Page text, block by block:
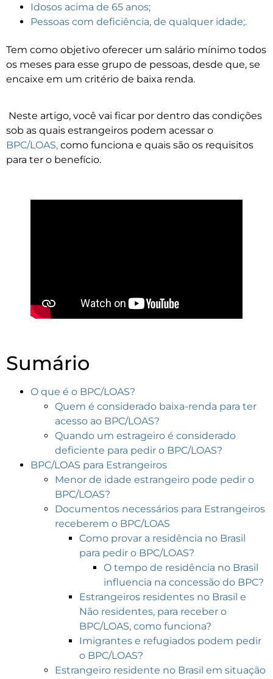
Idosos acima de 65 anos;
Pessoas com deficiência, de qualquer idade;.
Tem como objetivo oferecer um salário mínimo todos
os meses para esse grupo de pessoas, desde que, se
encaixe em um critério de baixa renda.
Neste artigo, você vai ficar por dentro das condições
sob as quais estrangeiros podem acessar o
BPC/LOAS, como funciona e quais são os requisitos
para ter o benefício.
Sumário
O que é o BPC/LOAS?
Quem é considerado baixa-renda para ter
acesso ao BPC/LOAS?
Quando um estrageiro é considerado
deficiente para pedir o BPC/LOAS?
BPC/LOAS para Estrangeiros
Menor de idade estrangeiro pode pedir o
BPC/LOAS?
Documentos necessários para Estrangeiros
receberem o BPC/LOAS
Como provar a residência no Brasil
para pedir o BPC/LOAS?
O tempo de residência no Brasil
influencia na concessão do BPC?
Estrangeiros residentes no Brasil e
Não residentes, para receber o
BPC/LOAS, como funciona?
Imigrantes e refugiados podem pedir
o BPC/LOAS?
Estrangeiro residente no Brasil em situação